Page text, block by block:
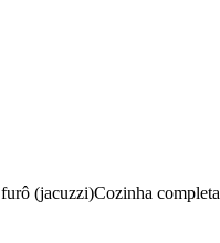
(jacuzzi)Cozinha completa